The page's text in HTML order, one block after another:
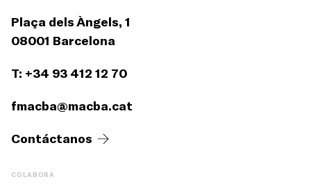
Plaça dels Àngels, 1
08001 Barcelona
T: +34 93 412 12 70
fmacba@macba.cat
Contáctanos
COLABORA